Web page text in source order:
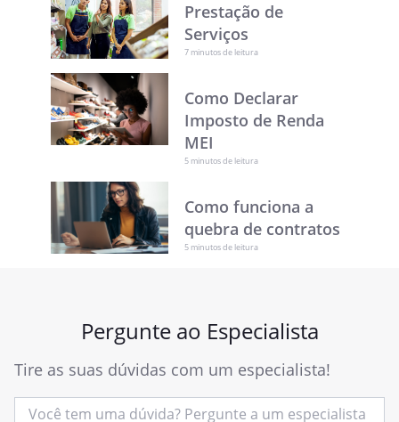
Prestação de
Serviços
7 minutos de leitura
Como Declarar
Imposto de Renda
MEI
5 minutos de leitura
Como funciona a
quebra de contratos
5 minutos de leitura
Pergunte ao Especialista
Tire as suas dúvidas com um especialista!